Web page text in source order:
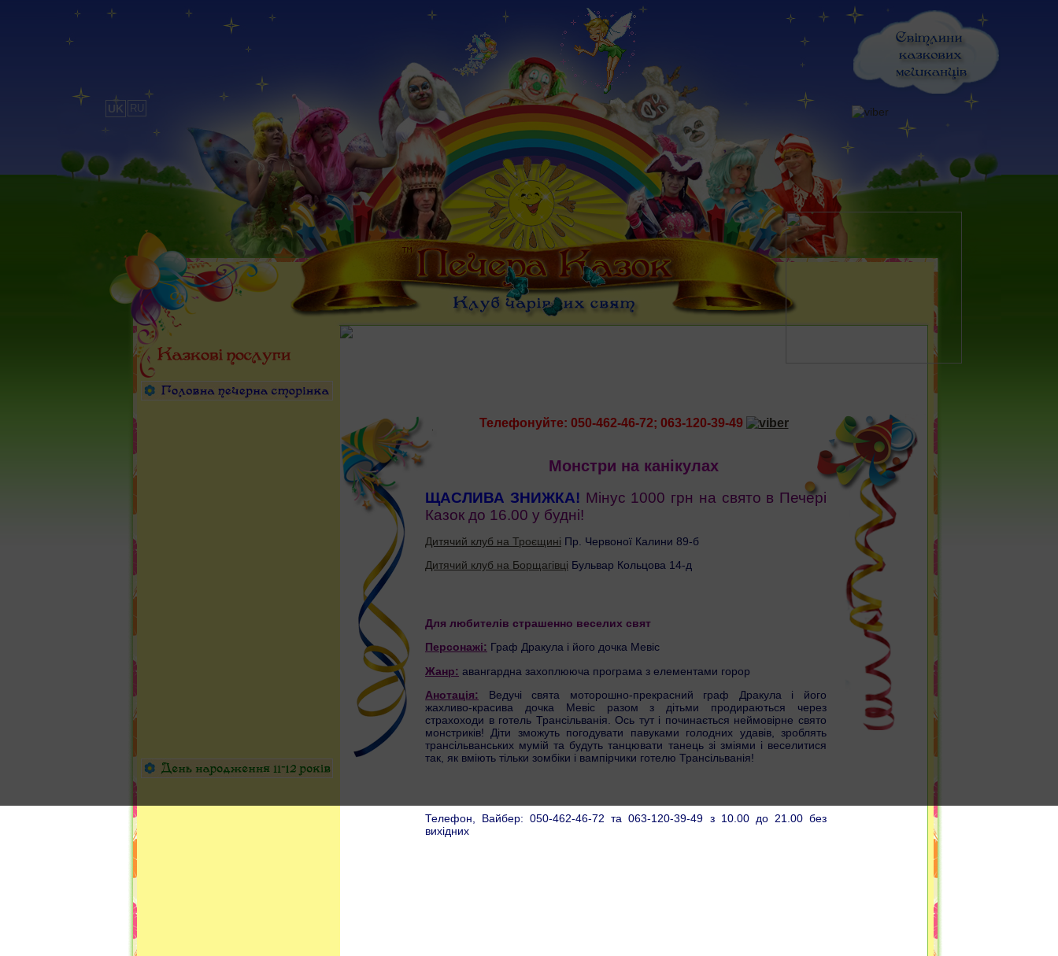
UK RU
Телефонуйте: 050-462-46-72; 063-120-39-49
Монстри на канікулах
ЩАСЛИВА ЗНИЖКА! Мінус 1000 грн на свято в Печері
Казок до 16.00 у будні!
Дитячий клуб на Троєщині Пр. Червоної Калини 89-б
Дитячий клуб на Борщагівці Бульвар Кольцова 14-д
Для любителів страшенно веселих свят
Персонажі: Граф Дракула і його дочка Мевіс
Жанр: авангардна захоплююча програма з елементами горор
Анотація: Ведучі свята моторошно-прекрасний граф Дракула і його
жахливо-красива дочка Мевіс разом з дітьми продираються через
страхоходи в готель Трансільванія. Ось тут і починається неймовірне свято
монстриків! Діти зможуть погодувати павуками голодних удавів, зроблять
трансільванських мумій та будуть танцювати танець зі зміями і веселитися
так, як вміють тільки зомбіки і вампірчики готелю Трансільванія!
Телефон, Вайбер: 050-462-46-72 та 063-120-39-49 з 10.00 до 21.00 без
вихідних